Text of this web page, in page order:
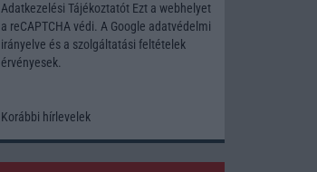
Adatkezelési TájékoztatótEzt a webhelyet
a reCAPTCHA védi. A Google adatvédelmi
irányelve és a szolgáltatási feltételek
érvényesek.
Korábbi hírlevelek